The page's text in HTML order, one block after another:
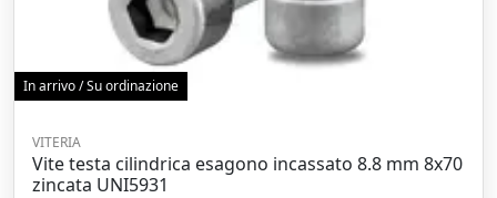
In arrivo / Su ordinazione
VITERIA
Vite testa cilindrica esagono incassato 8.8 mm 8x70
zincata UNI5931